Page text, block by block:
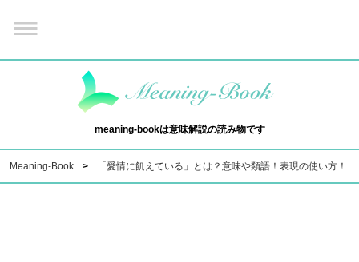
meaning-bookは意味解説の読み物です
Meaning-Book 「愛情に飢えている」とは？意味や類語！表現の使い方！